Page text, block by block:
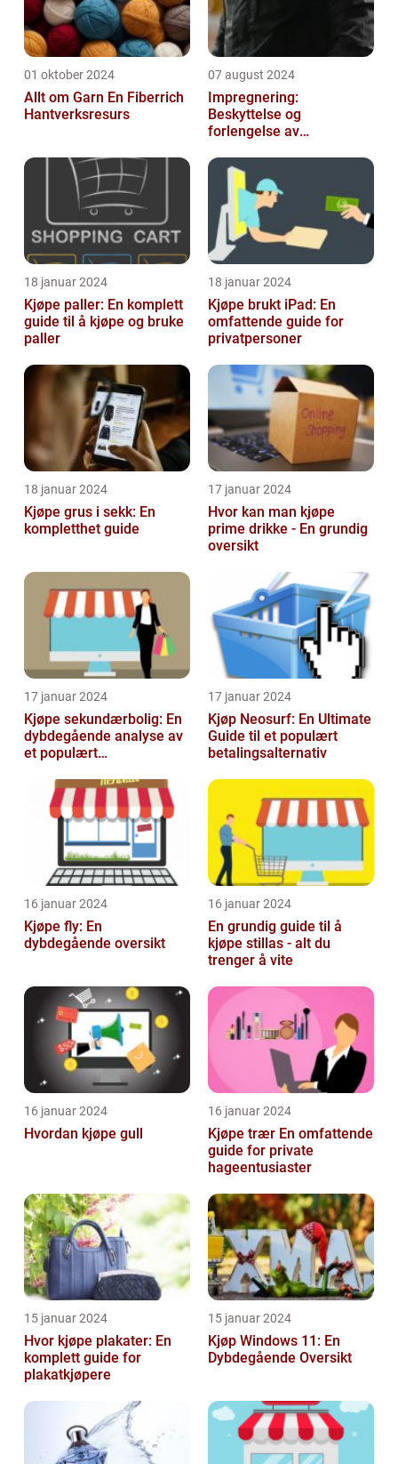
01 oktober 2024
Allt om Garn En Fiberrich
Hantverksresurs
07 august 2024
Impregnering:
Beskyttelse og
forlengelse av
18 januar 2024
Kjøpe paller: En komplett
guide til å kjøpe og bruke
paller
18 januar 2024
Kjøpe brukt iPad: En
omfattende guide for
privatpersoner
18 januar 2024
Kjøpe grus i sekk: En
kompletthet guide
17 januar 2024
Hvor kan man kjøpe
prime drikke - En grundig
oversikt
17 januar 2024
Kjøpe sekundærbolig: En
dybdegående analyse av
et populært
17 januar 2024
Kjøp Neosurf: En Ultimate
Guide til et populært
betalingsalternativ
16 januar 2024
Kjøpe fly: En
dybdegående oversikt
16 januar 2024
En grundig guide til å
kjøpe stillas - alt du
trenger å vite
16 januar 2024
Hvordan kjøpe gull
16 januar 2024
Kjøpe trær En omfattende
guide for private
hageentusiaster
15 januar 2024
Hvor kjøpe plakater: En
komplett guide for
plakatkjøpere
15 januar 2024
Kjøp Windows 11: En
Dybdegående Oversikt